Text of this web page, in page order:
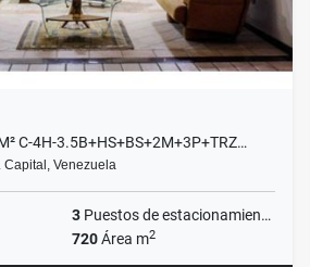
C-4H-3.5B+HS+BS+2M+3P+TRZ…
Capital, Venezuela
3 Puestos de estacionamientos
720Área m2